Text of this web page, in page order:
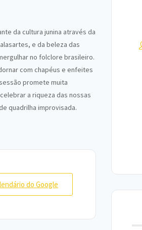
da cultura junina através da
e da beleza das
no folclore brasileiro.
com chapéus e enfeites
promete muita
a riqueza das nossas
quadrilha improvisada.
do Google